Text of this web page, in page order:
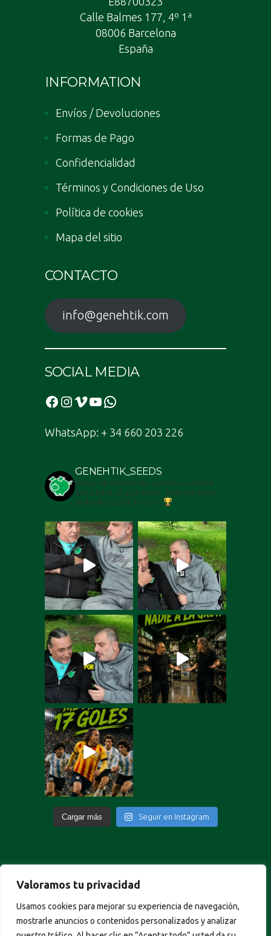
Valoramos tu privacidad
Usamos cookies para mejorar su experiencia de navegación,
mostrarle anuncios o contenidos personalizados y analizar
Calle Balmes 177, 4º 1ª
08006 Barcelona
España
INFORMATION
Envíos / Devoluciones
Formas de Pago
Confidencialidad
Términos y Condiciones de Uso
Política de cookies
Mapa del sitio
CONTACTO
info@genehtik.com
SOCIAL MEDIA
Facebook
Instagram
Vimeo
YouTube
WhatsApp
WhatsApp: + 34 660 203 226
GENEHTIK_SEEDS
Banco de semillas de garantia y calidad -
Seed Bank of guarantee. Best seedbank
Sp4nn4bis 2018/17/16/15
Cargar más Seguir en Instagram
Italian
German